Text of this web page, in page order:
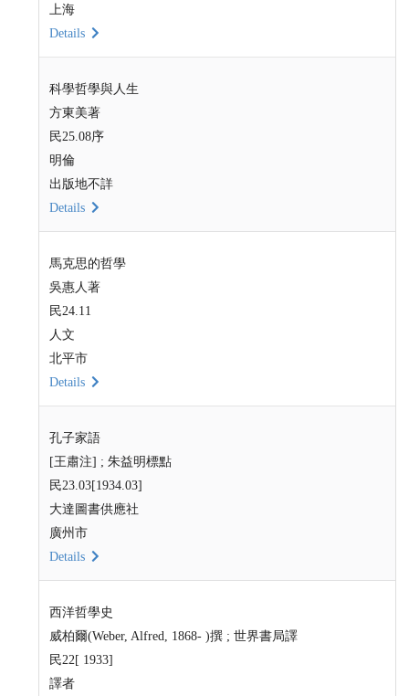
上海
Details
科學哲學與人生
方東美著
民25.08序
明倫
出版地不詳
Details
馬克思的哲學
吳惠人著
民24.11
人文
北平市
Details
孔子家語
[王肅注] ; 朱益明標點
民23.03[1934.03]
大達圖書供應社
廣州市
Details
西洋哲學史
威柏爾(Weber, Alfred, 1868- )撰 ; 世界書局譯
民22[ 1933]
譯者